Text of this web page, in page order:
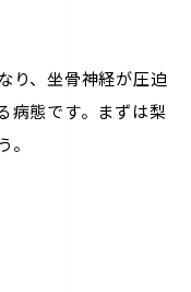
り、坐骨神経が圧迫
病態です。まずは梨